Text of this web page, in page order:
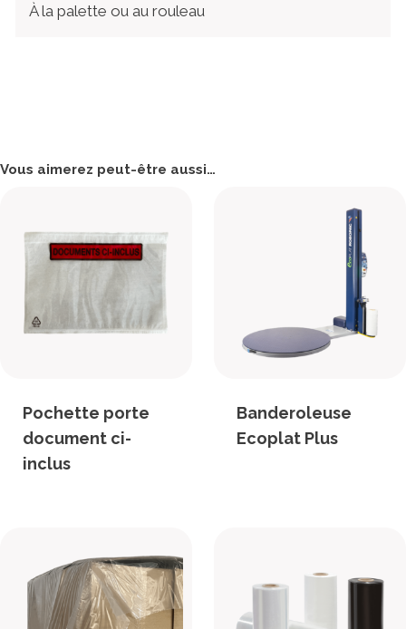
À la palette ou au rouleau
Vous aimerez peut-être aussi…
Pochette porte
document ci-
inclus
Banderoleuse
Ecoplat Plus